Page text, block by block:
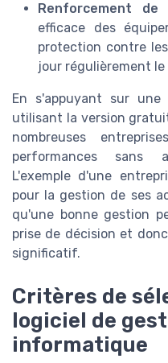
Renforcement
efficace des
protection contre
jour régulièrement
En s'appuyant sur une
utilisant la version
nombreuses
performances sans
L'exemple d'une
pour la gestion de ses
qu'une bonne gestion
prise de décision et
significatif.
Critères de
logiciel de
informatique